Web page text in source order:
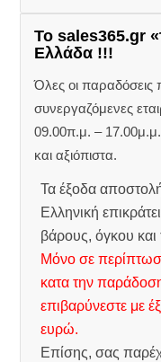
Το sales365.gr
Ελλάδα !!!
Όλες οι παραδόσεις
συνεργαζόμενες
09.00π.μ. –
και αξιόπιστα.
Τα έξοδα
Ελληνική
βάρους, όγκου
Μόνο σε
κατα την
επιβαρύνεστε με
ευρώ.
Επίσης, σας